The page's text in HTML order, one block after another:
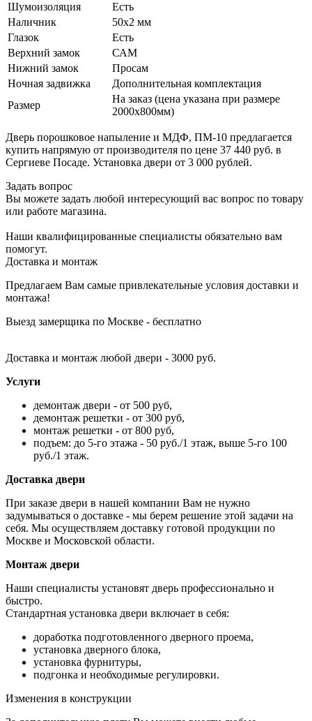
Шумоизоляция
Есть
Наличник
50х2 мм
Глазок
Есть
Верхний замок
САМ
Нижний замок
Просам
Ночная задвижка
Дополнительная комплектация
Размер
На заказ (цена указана при размере
2000х800мм)
Дверь порошковое напыление и МДФ, ПМ-10 предлагается
купить напрямую от производителя по цене 37 440 руб. в
Сергиеве Посаде. Установка двери от 3 000 рублей.
Задать вопрос
Вы можете задать любой интересующий вас вопрос по товару
или работе магазина.
Наши квалифицированные специалисты обязательно вам
помогут.
Доставка и монтаж
Предлагаем Вам самые привлекательные условия доставки и
монтажа!
Выезд замерщика по Москве - бесплатно
Доставка и монтаж любой двери - 3000 руб.
Услуги
демонтаж двери - от 500 руб,
демонтаж решетки - от 300 руб,
монтаж решетки - от 800 руб,
подъем: до 5-го этажа - 50 руб./1 этаж, выше 5-го 100
руб./1 этаж.
Доставка двери
При заказе двери в нашей компании Вам не нужно
задумываться о доставке - мы берем решение этой задачи на
себя. Мы осуществляем доставку готовой продукции по
Москве и Московской области.
Монтаж двери
Наши специалисты установят дверь профессионально и
быстро.
Стандартная установка двери включает в себя:
доработка подготовленного дверного проема,
установка дверного блока,
установка фурнитуры,
подгонка и необходимые регулировки.
Изменения в конструкции